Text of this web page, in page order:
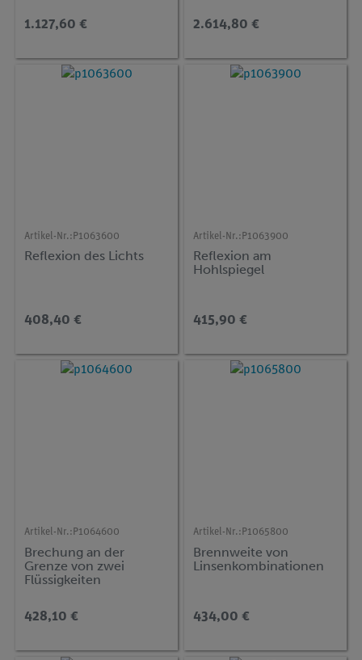
1.127,60 € 2.614,80 €
Artikel-Nr.: P1063600
Reflexion des Lichts
408,40 €
Artikel-Nr.: P1063900
Reflexion am
Hohlspiegel
415,90 €
Artikel-Nr.: P1064600
Brechung an der
Grenze von zwei
Flüssigkeiten
428,10 €
Artikel-Nr.: P1065800
Brennweite von
Linsenkombinationen
434,00 €